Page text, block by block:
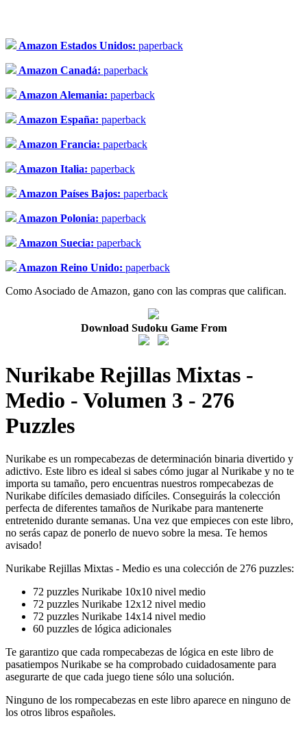
Amazon Estados Unidos: paperback
Amazon Canadá: paperback
Amazon Alemania: paperback
Amazon España: paperback
Amazon Francia: paperback
Amazon Italia: paperback
Amazon Países Bajos: paperback
Amazon Polonia: paperback
Amazon Suecia: paperback
Amazon Reino Unido: paperback
Como Asociado de Amazon, gano con las compras que califican.
Download Sudoku Game From
Nurikabe Rejillas Mixtas -
Medio - Volumen 3 - 276
Puzzles
Nurikabe es un rompecabezas de determinación binaria divertido y
adictivo. Este libro es ideal si sabes cómo jugar al Nurikabe y no te
importa su tamaño, pero encuentras nuestros rompecabezas de
Nurikabe difíciles demasiado difíciles. Conseguirás la colección
perfecta de diferentes tamaños de Nurikabe para mantenerte
entretenido durante semanas. Una vez que empieces con este libro,
no serás capaz de ponerlo de nuevo sobre la mesa. Te hemos
avisado!
Nurikabe Rejillas Mixtas - Medio es una colección de 276 puzzles:
72 puzzles Nurikabe 10x10 nivel medio
72 puzzles Nurikabe 12x12 nivel medio
72 puzzles Nurikabe 14x14 nivel medio
60 puzzles de lógica adicionales
Te garantizo que cada rompecabezas de lógica en este libro de
pasatiempos Nurikabe se ha comprobado cuidadosamente para
asegurarte de que cada juego tiene sólo una solución.
Ninguno de los rompecabezas en este libro aparece en ninguno de
los otros libros españoles.